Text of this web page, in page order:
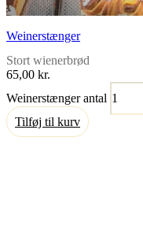
Weinerstænger
Stort wienerbrød
65,00 kr.
Weinerstænger antal
Tilføj til kurv